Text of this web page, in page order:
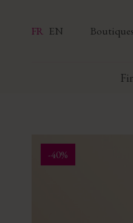
FR EN Boutiques
-40%